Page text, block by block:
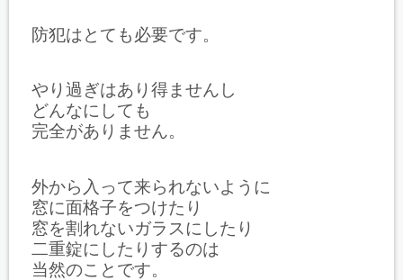
防犯はとても必要です。
やり過ぎはあり得ませんし
どんなにしても
完全がありません。
外から入って来られないように
窓に面格子をつけたり
窓を割れないガラスにしたり
二重錠にしたりするのは
当然のことです。